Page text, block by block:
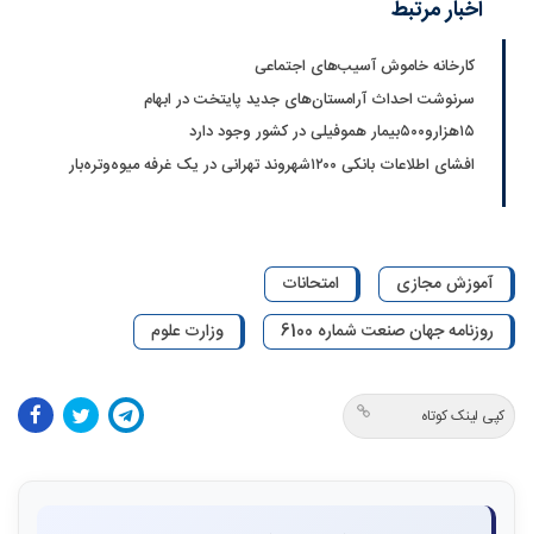
اخبار مرتبط
کارخانه خاموش آسیب‌های اجتماعی
سرنوشت احداث آرامستان‌های جدید پایتخت در ابهام
۱۵هزارو۵۰۰بیمار هموفیلی در کشور وجود دارد
افشای اطلاعات بانکی ۱۲۰۰شهروند تهرانی در یک غرفه میوه‌وتره‌بار
آموزش مجازی
امتحانات
روزنامه جهان صنعت شماره 6100
وزارت علوم
کپی لینک کوتاه